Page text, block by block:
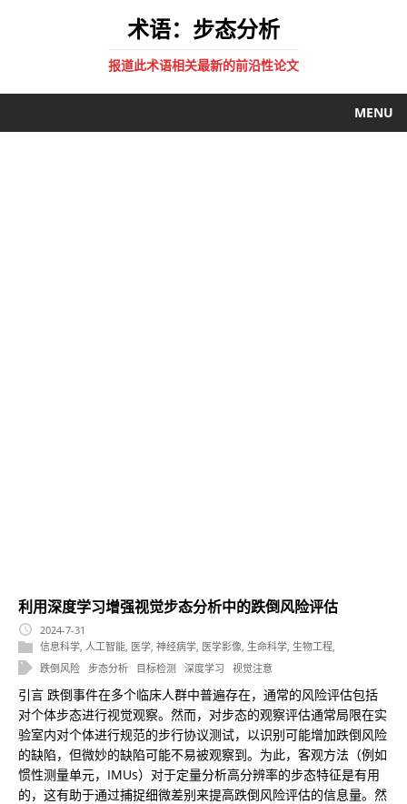
术语：步态分析
报道此术语相关最新的前沿性论文
MENU
利用深度学习增强视觉步态分析中的跌倒风险评估
2024-7-31
信息科学, 人工智能, 医学, 神经病学, 医学影像, 生命科学, 生物工程,
跌倒风险 步态分析 目标检测 深度学习 视觉注意
引言 跌倒事件在多个临床人群中普遍存在，通常的风险评估包括
对个体步态进行视觉观察。然而，对步态的观察评估通常局限在实
验室内对个体进行规范的步行协议测试，以识别可能增加跌倒风险
的缺陷，但微妙的缺陷可能不易被观察到。为此，客观方法（例如
惯性测量单元，IMUs）对于定量分析高分辨率的步态特征是有用
的，这有助于通过捕捉细微差别来提高跌倒风险评估的信息量。然